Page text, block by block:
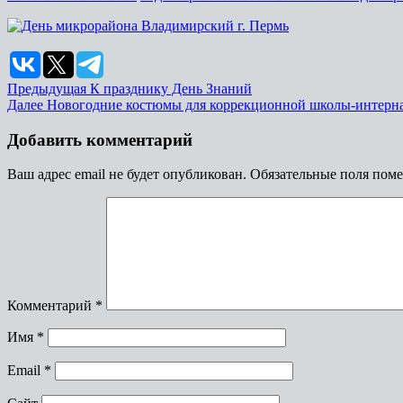
Предыдущая К празднику День Знаний
Далее Новогодние костюмы для коррекционной школы-
Добавить комментарий
Ваш адрес email не будет опубликован. Обязательные поля
Комментарий *
Имя *
Email *